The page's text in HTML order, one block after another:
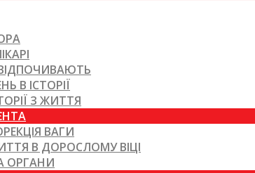
ВІДПОЧИВАЮТЬ
В ІСТОРІЇ
З ЖИТТЯ
ВАГИ
В ДОРОСЛОМУ ВІЦІ
ОРГАНИ